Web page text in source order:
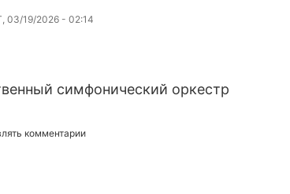
03/19/2026 - 02:14
симфонический оркестр
комментарии